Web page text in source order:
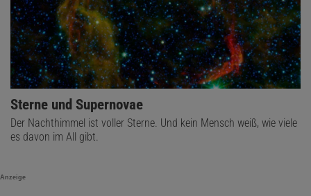
Sterne und Supernovae
Der Nachthimmel ist voller Sterne. Und kein Mensch weiß, wie viele
es davon im All gibt.
Anzeige